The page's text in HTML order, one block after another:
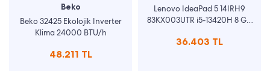
Beko
Beko 32425 Ekolojik Inverter
Klima 24000 BTU/h
48.211 TL
Lenovo IdeaPad 5 14IRH9
83KX003UTR i5-13420H 8 GB
WUXGA Notebook
36.403 TL